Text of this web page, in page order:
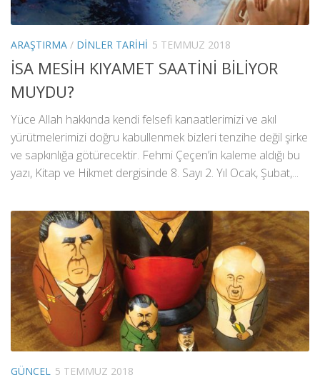
ARAŞTIRMA / DINLER TARIHI 5 TEMMUZ 2018
İSA MESİH KIYAMET SAATİNİ BİLİYOR
MUYDU?
Yüce Allah hakkında kendi felsefi kanaatlerimizi ve akıl
yürütmelerimizi doğru kabullenmek bizleri tenzihe değil şirke
ve sapkınlığa götürecektir. Fehmi Çeçen’in kaleme aldığı bu
yazı, Kitap ve Hikmet dergisinde 8. Sayı 2. Yıl Ocak, Şubat,...
GÜNCEL 5 TEMMUZ 2018